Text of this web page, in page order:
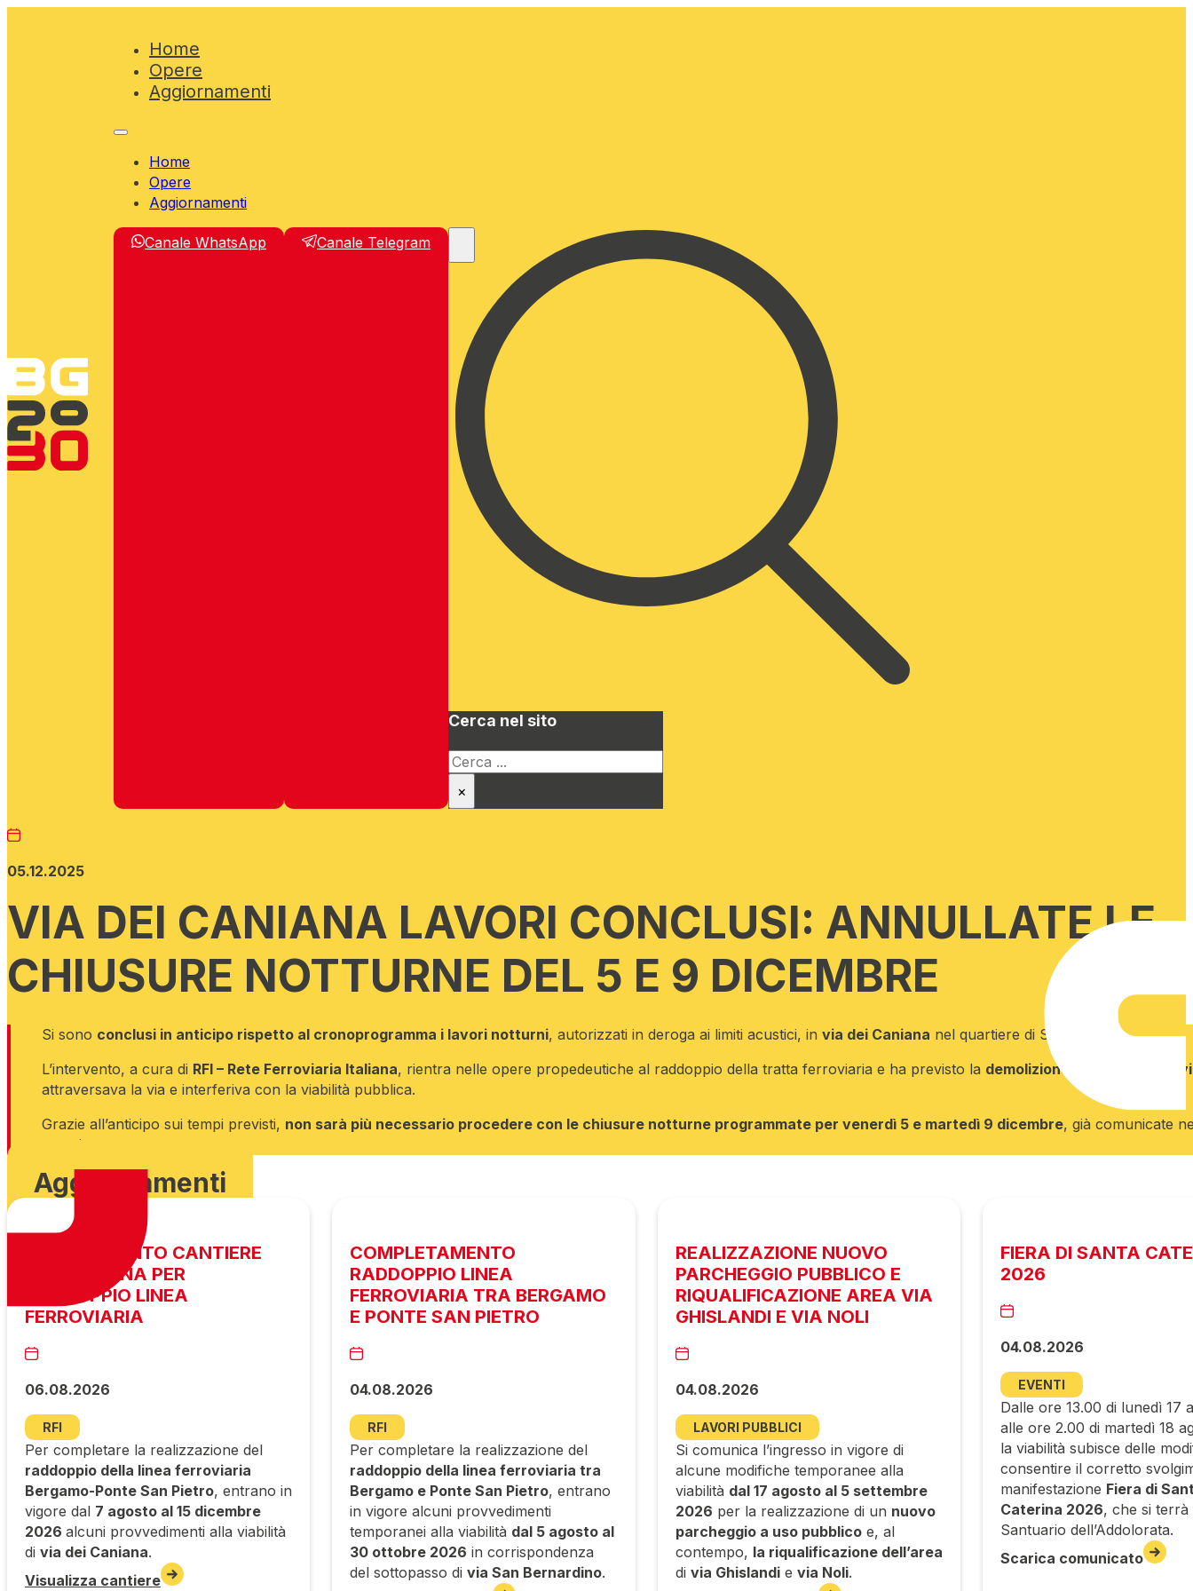
Home
Opere
Aggiornamenti
Home
Opere
Aggiornamenti
Canale WhatsApp Canale Telegram
Cerca nel sito
Cerca
×
05.12.2025
VIA DEI CANIANA LAVORI CONCLUSI: ANNULLATE LE
CHIUSURE NOTTURNE DEL 5 E 9 DICEMBRE
Si sono conclusi in anticipo rispetto al cronoprogramma i lavori notturni, autorizzati in deroga ai limiti acustici, in via dei Caniana nel quartiere di San Tomaso.
L’intervento, a cura di RFI – Rete Ferroviaria Italiana, rientra nelle opere propedeutiche al raddoppio della tratta ferroviaria e ha previsto la demolizione del ponte
attraversava la via e interferiva con la viabilità pubblica.
Grazie all’anticipo sui tempi previsti, non sarà più necessario procedere con le chiusure notturne programmate per venerdì 5 e martedì 9 dicembre, già comunicate
scorsi.
Aggiornamenti
AVANZAMENTO CANTIERE
VIA CANIANA PER
RADDOPPIO LINEA
FERROVIARIA
06.08.2026
RFI
Per completare la realizzazione del
raddoppio della linea ferroviaria
Bergamo-Ponte San Pietro, entrano in
vigore dal 7 agosto al 15 dicembre
2026 alcuni provvedimenti alla viabilità
di via dei Caniana.
Visualizza cantiere
COMPLETAMENTO
RADDOPPIO LINEA
FERROVIARIA TRA BERGAMO
E PONTE SAN PIETRO
04.08.2026
RFI
Per completare la realizzazione del
raddoppio della linea ferroviaria tra
Bergamo e Ponte San Pietro, entrano
in vigore alcuni provvedimenti
temporanei alla viabilità dal 5 agosto al
30 ottobre 2026 in corrispondenza
del sottopasso divia San Bernardino.
REALIZZAZIONE NUOVO
PARCHEGGIO PUBBLICO E
RIQUALIFICAZIONE AREA VIA
GHISLANDI E VIA NOLI
04.08.2026
LAVORI PUBBLICI
Si comunica l’ingresso in vigore di
alcune modifiche temporanee alla
viabilità dal 17 agosto al 5 settembre
2026 per la realizzazione di un nuovo
parcheggio a uso pubblicoe, al
contempo, la riqualificazione dell’area
di via Ghislandie via Noli.
FIERA DI SANTA
2026
04.08.2026
EVENTI
Dalle ore 13.00 di lunedì 17
alle ore 2.00 di martedì 18
la viabilità subisce delle
consentire il corretto
manifestazione Fiera di
Caterina 2026, che si terrà
Santuario dell’Addolorata.
Scarica comunicato